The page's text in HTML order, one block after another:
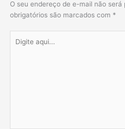
O seu endereço de e-mail não será
obrigatórios são marcados com *
aqui...